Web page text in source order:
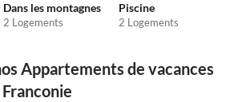
Dans les montagnes
2 Logements
Piscine
2 Logements
Appartements de vacances